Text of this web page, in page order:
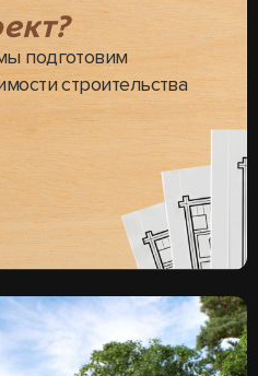
подготовим
строительства